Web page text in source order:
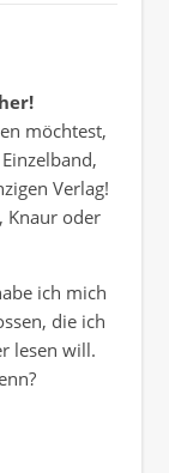
möchtest,
Verlag!
Knaur oder
ich mich
die ich
lesen will.